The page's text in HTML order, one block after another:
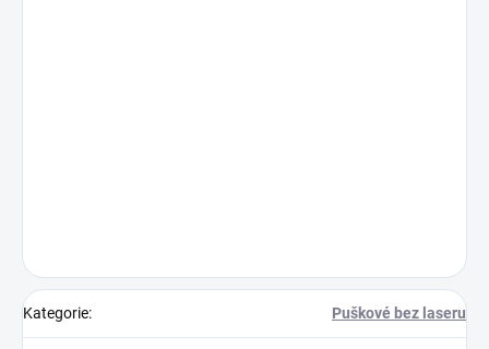
Kategorie: Puškové bez laseru